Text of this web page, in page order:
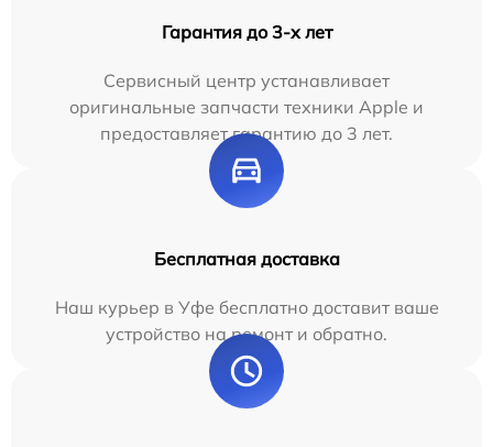
Гарантия до 3-х лет
Сервисный центр устанавливает
оригинальные запчасти техники Apple и
предоставляет гарантию до 3 лет.
Бесплатная доставка
Наш курьер в Уфе бесплатно доставит ваше
устройство на ремонт и обратно.